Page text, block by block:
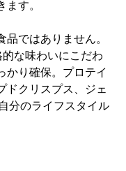
す。
ではありません。
な味わいにこだわ
かり確保。プロテイ
ドクリスプス、ジェ
分のライフスタイル